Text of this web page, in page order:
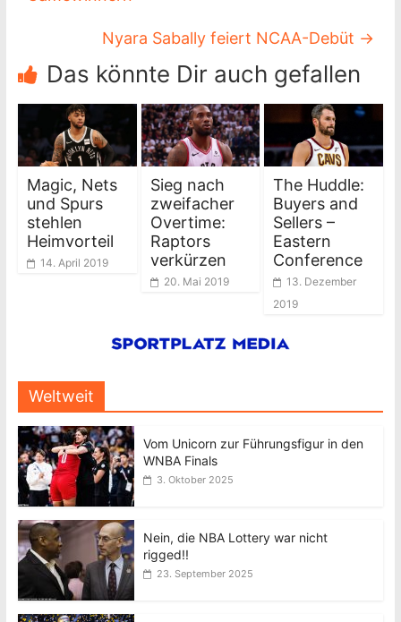
Nyara Sabally feiert NCAA-Debüt →
Das könnte Dir auch gefallen
Magic, Nets
und Spurs
stehlen
Heimvorteil
14. April 2019
Sieg nach
zweifacher
Overtime:
Raptors
verkürzen
20. Mai 2019
The Huddle:
Buyers and
Sellers –
Eastern
Conference
13. Dezember
2019
Weltweit
Vom Unicorn zur Führungsfigur in den
WNBA Finals
3. Oktober 2025
Nein, die NBA Lottery war nicht
rigged!!
23. September 2025